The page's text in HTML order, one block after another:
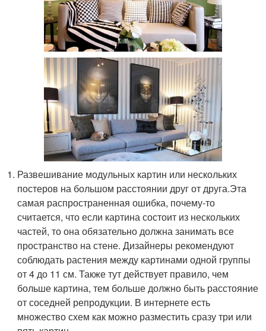
Развешивание модульных картин или нескольких
постеров на большом расстоянии друг от друга.Эта
самая распространенная ошибка, почему-то
считается, что если картина состоит из нескольких
частей, то она обязательно должна занимать все
пространство на стене. Дизайнеры рекомендуют
соблюдать растения между картинами одной группы
от 4 до 11 см. Также тут действует правило, чем
больше картина, тем больше должно быть расстояние
от соседней репродукции. В интернете есть
множество схем как можно разместить сразу три или